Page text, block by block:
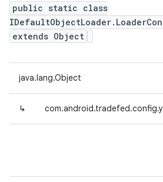
public static class
extends Object
java.lang.Object
↳